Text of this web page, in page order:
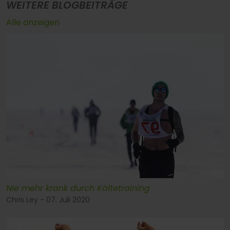
WEITERE BLOGBEITRÄGE
Alle anzeigen
Nie mehr krank durch Kältetraining
Chris Ley - 07. Juli 2020